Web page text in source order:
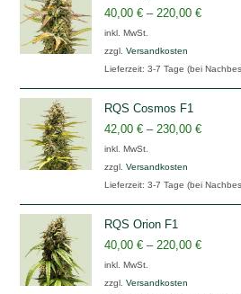
40,00€ – 220,00€
inkl. MwSt.
zzgl.Versandkosten
Lieferzeit:3-7 Tage (bei
RQS Cosmos F1
42,00€ – 230,00€
inkl. MwSt.
zzgl.Versandkosten
Lieferzeit:3-7 Tage (bei
RQS Orion F1
40,00€ – 220,00€
inkl. MwSt.
zzgl.Versandkosten